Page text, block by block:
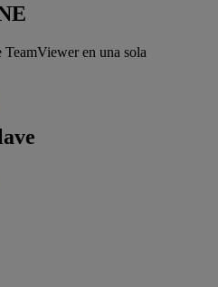
en una sola